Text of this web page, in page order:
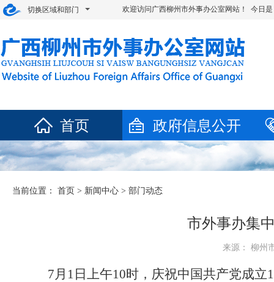
切换区域和部门 欢迎访问广西柳州市外事办公室网站！ 今日是
首页 政府信息公开
当前位置： 首页 > 新闻中心 > 部门动态
市外事办集
来源： 柳州
7月1日上午10时，庆祝中国共产党成